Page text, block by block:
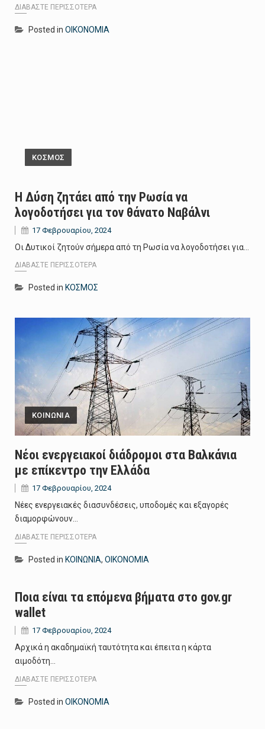
ΔΙΑΒΆΣΤΕ ΠΕΡΙΣΣΌΤΕΡΑ
Posted in ΟΙΚΟΝΟΜΙΑ
ΚΟΣΜΟΣ
Η Δύση ζητάει από την Ρωσία να
λογοδοτήσει για τον θάνατο Ναβάλνι
17 Φεβρουαρίου, 2024
Οι Δυτικοί ζητούν σήμερα από τη Ρωσία να λογοδοτήσει για…
ΔΙΑΒΆΣΤΕ ΠΕΡΙΣΣΌΤΕΡΑ
Posted in ΚΟΣΜΟΣ
ΚΟΙΝΩΝΙΑ
Νέοι ενεργειακοί διάδρομοι στα Βαλκάνια
με επίκεντρο την Ελλάδα
17 Φεβρουαρίου, 2024
Νέες ενεργειακές διασυνδέσεις, υποδομές και εξαγορές
διαμορφώνουν…
ΔΙΑΒΆΣΤΕ ΠΕΡΙΣΣΌΤΕΡΑ
Posted in ΚΟΙΝΩΝΙΑ, ΟΙΚΟΝΟΜΙΑ
Ποια είναι τα επόμενα βήματα στο gov.gr
wallet
17 Φεβρουαρίου, 2024
Αρχικά η ακαδημαϊκή ταυτότητα και έπειτα η κάρτα
αιμοδότη…
ΔΙΑΒΆΣΤΕ ΠΕΡΙΣΣΌΤΕΡΑ
Posted in ΟΙΚΟΝΟΜΙΑ